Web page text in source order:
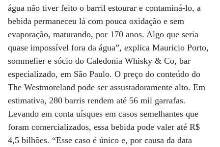
água não tiver feito o barril estourar e contaminá-lo, a
bebida permaneceu lá com pouca oxidação e sem
evaporação, maturando, por 170 anos. Algo que seria
quase impossível fora da água”, explica Mauricio Porto,
sommelier e sócio do Caledonia Whisky & Co, bar
especializado, em São Paulo. O preço do conteúdo do
The Westmoreland pode ser assustadoramente alto. Em
estimativa, 280 barris rendem até 56 mil garrafas.
Levando em conta uísques em casos semelhantes que
foram comercializados, essa bebida pode valer até R$
4,5 bilhões. “Esse caso é único e, por causa da data